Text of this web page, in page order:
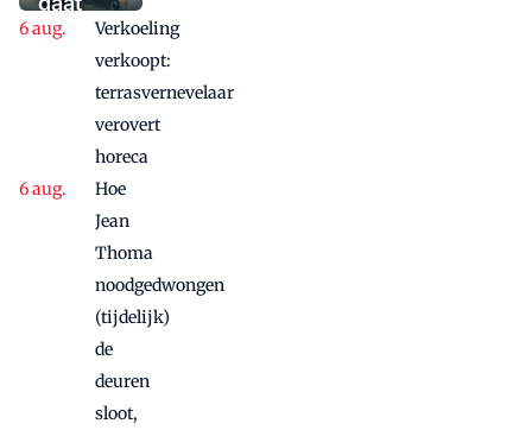
aanbieding'
vanwege
succes
maandje
Verkoeling
verkoopt:
terrasvernevelaar
verovert
horeca
Hoe
Jean
Thoma
noodgedwongen
(tijdelijk)
de
deuren
sloot,